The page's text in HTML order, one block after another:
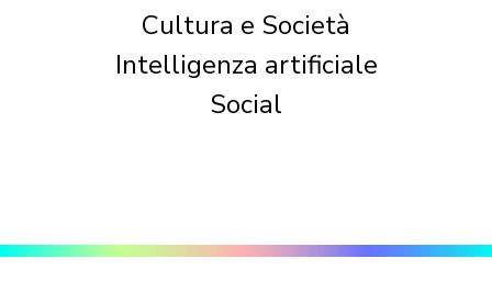
Cultura e Società
Intelligenza artificiale
Social